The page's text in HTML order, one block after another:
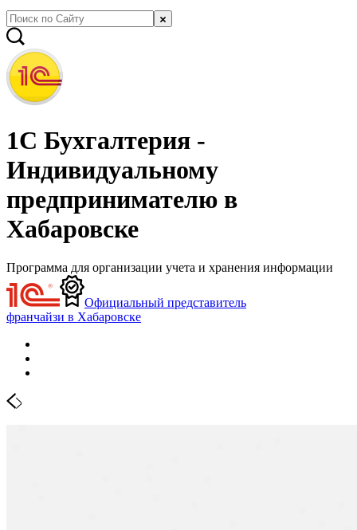
1С Бухгалтерия -
Индивидуальному
предпринимателю в
Хабаровске
Программа для организации учета и хранения информации
Официальный представитель
франчайзи в Хабаровске